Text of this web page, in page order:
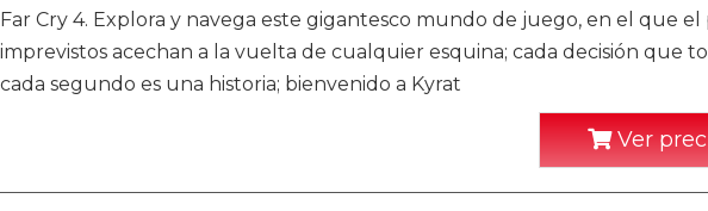
Far Cry 4. Explora y navega este gigantesco mundo de juego, en el que el
imprevistos acechan a la vuelta de cualquier esquina; cada decisión que
cada segundo es una historia; bienvenido a Kyrat
Ver